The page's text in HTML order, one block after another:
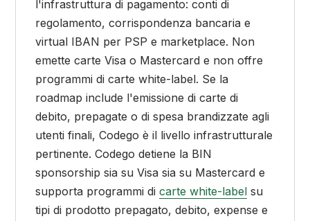
l'infrastruttura di pagamento: conti di
regolamento, corrispondenza bancaria e
virtual IBAN per PSP e marketplace. Non
emette carte Visa o Mastercard e non offre
programmi di carte white-label. Se la
roadmap include l'emissione di carte di
debito, prepagate o di spesa brandizzate agli
utenti finali, Codego è il livello infrastrutturale
pertinente. Codego detiene la BIN
sponsorship sia su Visa sia su Mastercard e
supporta programmi di carte white-label su
tipi di prodotto prepagato, debito, expense e